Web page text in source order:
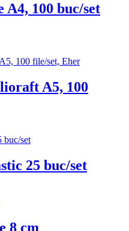
100 buc/set
A5, 100
25 buc/set
8 cm